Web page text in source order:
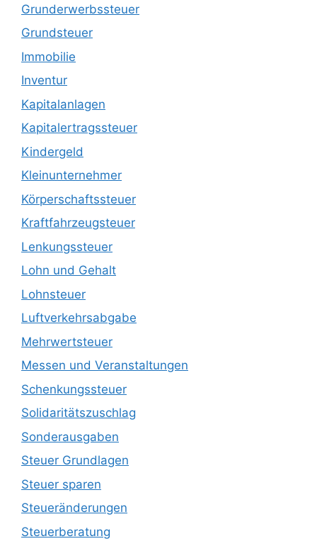
Grunderwerbssteuer
Grundsteuer
Immobilie
Inventur
Kapitalanlagen
Kapitalertragssteuer
Kindergeld
Kleinunternehmer
Körperschaftssteuer
Kraftfahrzeugsteuer
Lenkungssteuer
Lohn und Gehalt
Lohnsteuer
Luftverkehrsabgabe
Mehrwertsteuer
Messen und Veranstaltungen
Schenkungssteuer
Solidaritätszuschlag
Sonderausgaben
Steuer Grundlagen
Steuer sparen
Steueränderungen
Steuerberatung